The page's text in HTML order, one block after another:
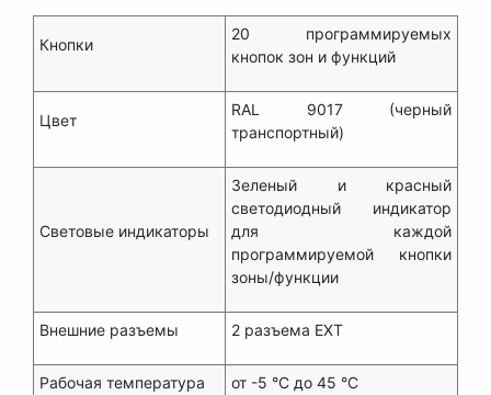
Кнопки
20 программируемых
кнопок зон и функций
Цвет
RAL 9017 (черный
транспортный)
Световые индикаторы
Зеленый и красный
светодиодный индикатор
для каждой
программируемой кнопки
зоны/функции
Внешние разъемы 2 разъема EXT
Рабочая температура от -5 °C до 45 °C